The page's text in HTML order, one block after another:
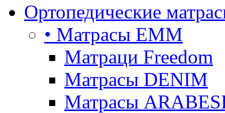
Ортопедические
• Матрасы ЕММ
Матраци Freedom
Матрасы DENIM
Матрасы